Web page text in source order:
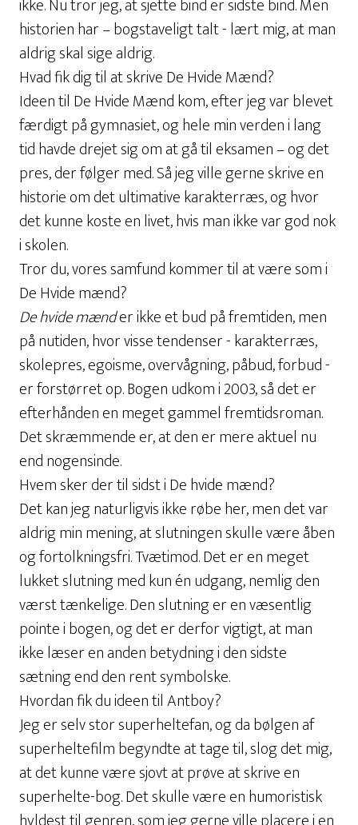
ikke. Nu tror jeg, at sjette bind er sidste bind. Men
historien har – bogstaveligt talt - lært mig, at man
aldrig skal sige aldrig.
Hvad fik dig til at skrive De Hvide Mænd?
Ideen til De Hvide Mænd kom, efter jeg var blevet
færdigt på gymnasiet, og hele min verden i lang
tid havde drejet sig om at gå til eksamen – og det
pres, der følger med. Så jeg ville gerne skrive en
historie om det ultimative karakterræs, og hvor
det kunne koste en livet, hvis man ikke var god nok
i skolen.
Tror du, vores samfund kommer til at være som i
De Hvide mænd?
De hvide mænder ikke et bud på fremtiden, men
på nutiden, hvor visse tendenser - karakterræs,
skolepres, egoisme, overvågning, påbud, forbud -
er forstørret op. Bogen udkom i 2003, så det er
efterhånden en meget gammel fremtidsroman.
Det skræmmende er, at den er mere aktuel nu
end nogensinde.
Hvem sker der til sidst i De hvide mænd?
Det kan jeg naturligvis ikke røbe her, men det var
aldrig min mening, at slutningen skulle være åben
og fortolkningsfri. Tvætimod. Det er en meget
lukket slutning med kun én udgang, nemlig den
værst tænkelige. Den slutning er en væsentlig
pointe i bogen, og det er derfor vigtigt, at man
ikke læser en anden betydning i den sidste
sætning end den rent symbolske.
Hvordan fik du ideen til Antboy?
Jeg er selv stor superheltefan, og da bølgen af
superheltefilm begyndte at tage til, slog det mig,
at det kunne være sjovt at prøve at skrive en
superhelte-bog. Det skulle være en humoristisk